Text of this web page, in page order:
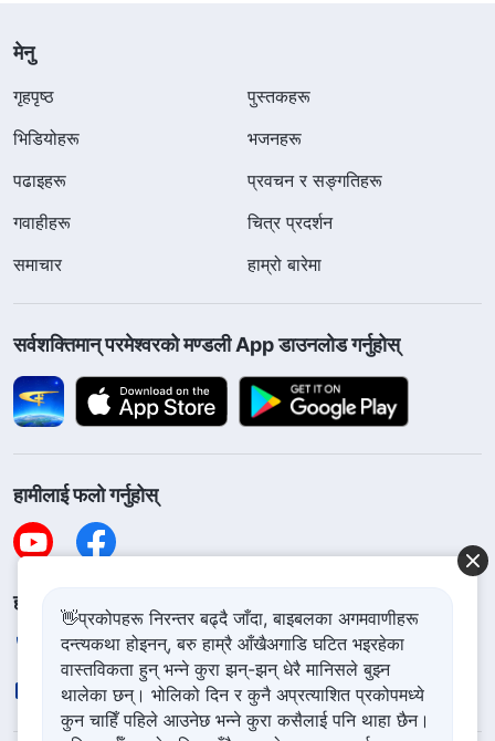
मेनु
गृहपृष्ठ
पुस्तकहरू
भिडियोहरू
भजनहरू
पढाइहरू
प्रवचन र सङ्गतिहरू
गवाहीहरू
चित्र प्रदर्शन
समाचार
हाम्रो बारेमा
सर्वशक्तिमान्‌ परमेश्‍वरको मण्डली App डाउनलोड गर्नुहोस्
हामीलाई फलो गर्नुहोस्
हामीलाई सम्पर्क गर्नुहोस
+977-981-140-9021
contact.ne@godfootsteps.org
👋प्रकोपहरू निरन्तर बढ्दै जाँदा, बाइबलका अगमवाणीहरू
दन्त्यकथा होइनन्, बरु हाम्रै आँखैअगाडि घटित भइरहेका
वास्तविकता हुन् भन्ने कुरा झन्-झन् धेरै मानिसले बुझ्न
थालेका छन्। भोलिको दिन र कुनै अप्रत्याशित प्रकोपमध्ये
कुन चाहिँ पहिले आउनेछ भन्ने कुरा कसैलाई पनि थाहा छैन।